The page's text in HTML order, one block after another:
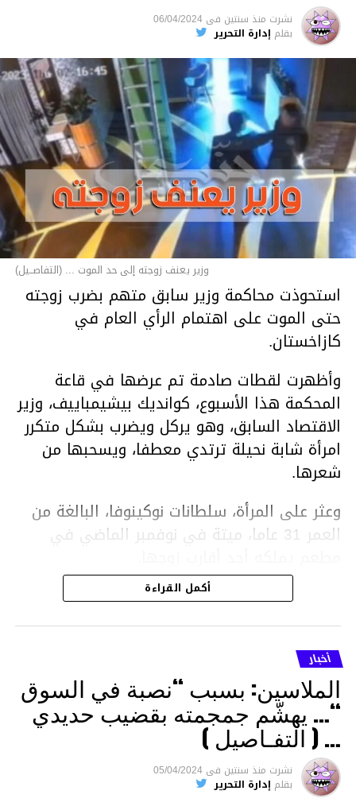
نشرت منذ سنتين فى 06/04/2024
بقلم إدارة التحرير
وزير يعنف زوجته إلى حد الموت ... (التفاصــيل)
استحوذت محاكمة وزير سابق متهم بضرب زوجته
حتى الموت على اهتمام الرأي العام في
كازاخستان.
وأظهرت لقطات صادمة تم عرضها في قاعة
المحكمة هذا الأسبوع، كوانديك بيشيمباييف، وزير
الاقتصاد السابق، وهو يركل ويضرب بشكل متكرر
امرأة شابة نحيلة ترتدي معطفا، ويسحبها من
شعرها.
وعثر على المرأة، سلطانات نوكينوفا، البالغة من
العمر 31 عاما، ميتة في نوفمبر الماضي في
ووفقا لتقرير الطبيب الشرعي، توفيت نوكينوفا
متأثرة بصدمة في الدماغ، وكانت إحدى عظام
أنفها مكسورة وكانت هناك كدمات متعددة على
وجهها ورأسها وذراعيها ويديها.
ويواجه بيشيمباييف (43 عاما) اتهامات بالتعذيب
والقتل باستخدام العنف الشديد ويواجه عقوبة
السجن لمدة تصل إلى 20 عاما.
الأخبار
أكمل القراءة
أخبار
الملاسين: بسبب “نصبة في السوق
“… يهشّم جمجمته بقضيب حديدي
… ( التفـاصيل )
نشرت منذ سنتين فى 05/04/2024
بقلم إدارة التحرير